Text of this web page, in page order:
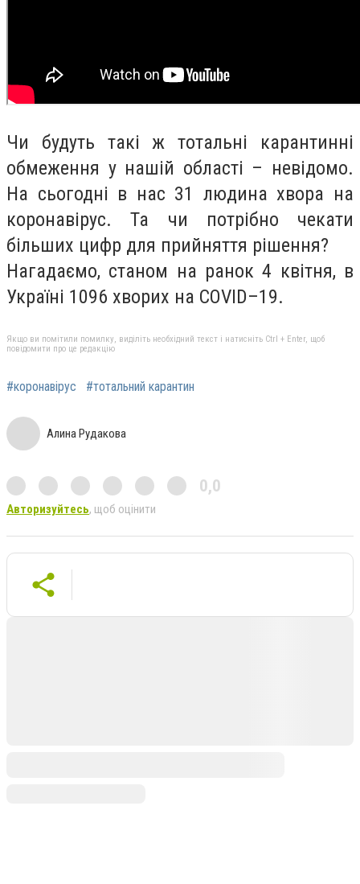
Чи будуть такі ж тотальні карантинні
обмеження у нашій області – невідомо.
На сьогодні в нас 31 людина хвора на
коронавірус. Та чи потрібно чекати
більших цифр для прийняття рішення?
Нагадаємо, станом на ранок 4 квітня, в
Україні 1096 хворих на COVID–19.
Якщо ви помітили помилку, виділіть необхідний текст і натисніть Ctrl + Enter, щоб
повідомити про це редакцію
#коронавірус #тотальний карантин
Алина Рудакова
0,0
Авторизуйтесь, щоб оцінити